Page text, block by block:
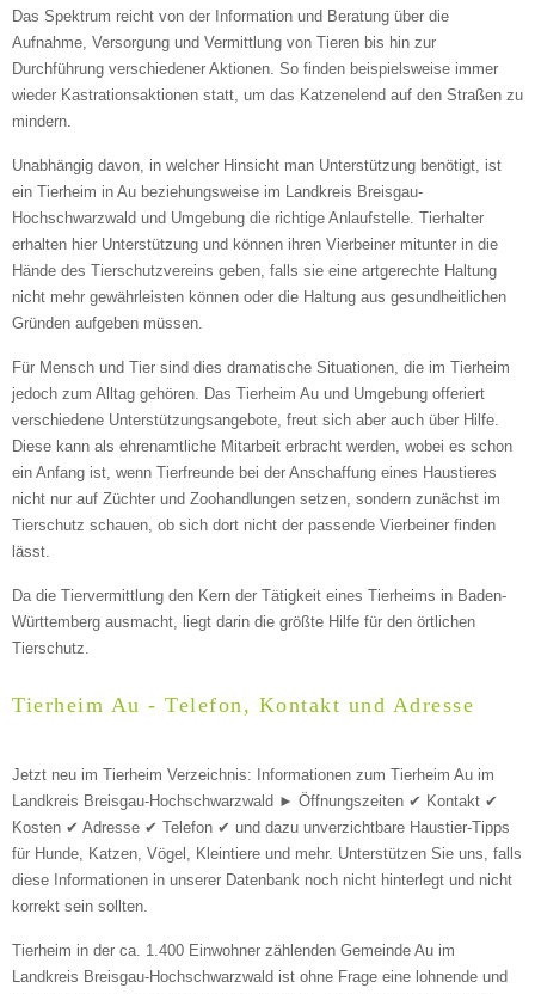
Name*
Art des Tiers*
Beschreibung des Tiers*
Das Spektrum reicht von der Information und Beratung über die
Aufnahme, Versorgung und Vermittlung von Tieren bis hin zur
Durchführung verschiedener Aktionen. So finden beispielsweise immer
wieder Kastrationsaktionen statt, um das Katzenelend auf den Straßen zu
mindern.
Unabhängig davon, in welcher Hinsicht man Unterstützung benötigt, ist
ein Tierheim in Au beziehungsweise im Landkreis Breisgau-
Hochschwarzwald und Umgebung die richtige Anlaufstelle. Tierhalter
erhalten hier Unterstützung und können ihren Vierbeiner mitunter in die
Hände des Tierschutzvereins geben, falls sie eine artgerechte Haltung
nicht mehr gewährleisten können oder die Haltung aus gesundheitlichen
Gründen aufgeben müssen.
Für Mensch und Tier sind dies dramatische Situationen, die im Tierheim
jedoch zum Alltag gehören. Das Tierheim Au und Umgebung offeriert
verschiedene Unterstützungsangebote, freut sich aber auch über Hilfe.
Diese kann als ehrenamtliche Mitarbeit erbracht werden, wobei es schon
ein Anfang ist, wenn Tierfreunde bei der Anschaffung eines Haustieres
nicht nur auf Züchter und Zoohandlungen setzen, sondern zunächst im
Tierschutz schauen, ob sich dort nicht der passende Vierbeiner finden
lässt.
Da die Tiervermittlung den Kern der Tätigkeit eines Tierheims in Baden-
Württemberg ausmacht, liegt darin die größte Hilfe für den örtlichen
Tierschutz.
Tierheim Au - Telefon, Kontakt und Adresse
Jetzt neu im Tierheim Verzeichnis: Informationen zum Tierheim Au im
Landkreis Breisgau-Hochschwarzwald ► Öffnungszeiten ✔ Kontakt ✔
Kosten ✔ Adresse ✔ Telefon ✔ und dazu unverzichtbare Haustier-Tipps
für Hunde, Katzen, Vögel, Kleintiere und mehr. Unterstützen Sie uns, falls
diese Informationen in unserer Datenbank noch nicht hinterlegt und nicht
korrekt sein sollten.
Tierheim in der ca. 1.400 Einwohner zählenden Gemeinde Au im
Landkreis Breisgau-Hochschwarzwald ist ohne Frage eine lohnende und